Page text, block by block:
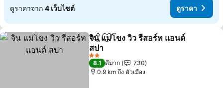
ดูราคาจาก 4 เว็บไซต์ ดูราคา
แชร์ เพิ่มในรายการโปรด
จิน แม่โขง วิว รีสอร์ท แอนด์
สปา
ดูราคา
2 ดาว
8.1 ดีมาก
730
0.9 km ถึง ตัวเมือง